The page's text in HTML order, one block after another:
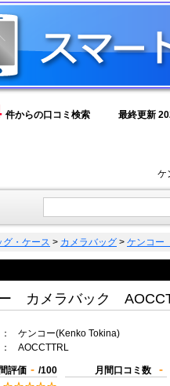
件からの口コミ検索 最終更新
ケ
グ・ケース > カメラバッグ > ケンコ
カメラバック
：
ケンコー(Kenko Tokina)
： AOCCTTRL
評価 - /100 月間口コミ数 -